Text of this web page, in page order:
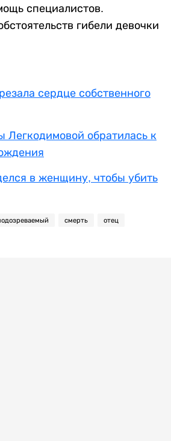
специалистов.
гибели девочки
сердце собственного
Легкодимовой обратилась к
в женщину, чтобы убить
смерть отец